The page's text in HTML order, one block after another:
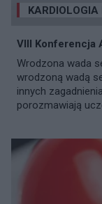
KARDIOLOGIA
VIII Konferencja
Wrodzona wada
wrodzoną wadą
innych
porozmawiają